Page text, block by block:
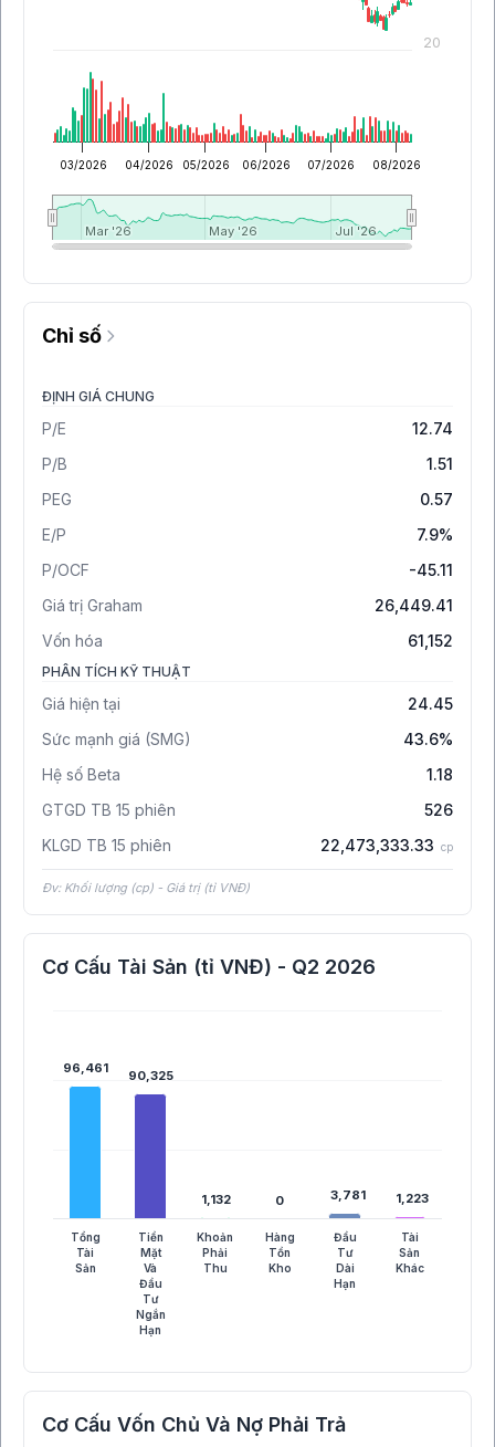
03/2026 04/2026 05/2026 06/2026 07/2026 08/2026
Mar '26
Mar '26 May '26
May '26 Jul '26
Jul '26
20
Chỉ số
ĐỊNH GIÁ CHUNG
P/E
12.74
P/B
1.51
PEG
0.57
E/P
7.9%
P/OCF
-45.11
Giá trị Graham
26,449.41
Vốn hóa
61,152
PHÂN TÍCH KỸ THUẬT
Giá hiện tại
24.45
Sức mạnh giá (SMG)
43.6%
Hệ số Beta
1.18
GTGD TB 15 phiên
526
KLGD TB 15 phiên
22,473,333.33 cp
Đv: Khối lượng (cp) - Giá trị (tỉ VNĐ)
Cơ Cấu Tài Sản (tỉ VNĐ) - Q2 2026
96,461
96,461 90,325
90,325
1,132
1,132 0
0 3,781
3,781 1,223
1,223
Tổng
Tài
Sản
Tiền
Mặt
Và
Đầu
Tư
Ngắn
Hạn
Khoản
Phải
Thu
Hàng
Tồn
Kho
Đầu
Tư
Dài
Hạn
Tài
Sản
Khác
Cơ Cấu Vốn Chủ Và Nợ Phải Trả